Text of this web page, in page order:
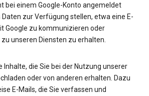
bei einem Google-Konto angemeldet
Daten zur Verfügung stellen, etwa eine E-
Google zu kommunizieren oder
unseren Diensten zu erhalten.
Inhalte, die Sie bei der Nutzung unserer
oder von anderen erhalten. Dazu
E-Mails, die Sie verfassen und